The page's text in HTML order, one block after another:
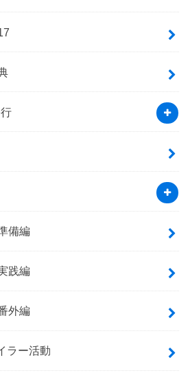
備編
践編
外編
ラー活動